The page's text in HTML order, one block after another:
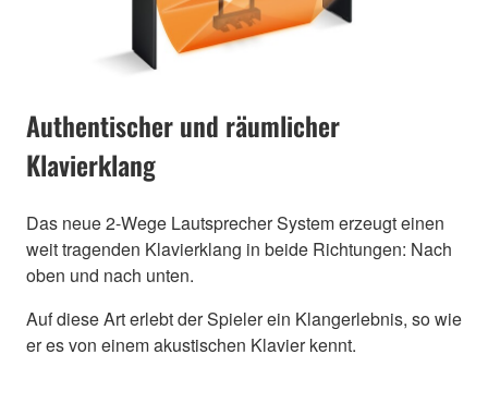
Authentischer und räumlicher
Klavierklang
Das neue 2-Wege Lautsprecher System erzeugt einen
weit tragenden Klavierklang in beide Richtungen: Nach
oben und nach unten.
Auf diese Art erlebt der Spieler ein Klangerlebnis, so wie
er es von einem akustischen Klavier kennt.